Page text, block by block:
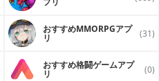
おすすめ MMORPGアプ
リ (31)
おすすめ格闘ゲームアプ
リ (0)